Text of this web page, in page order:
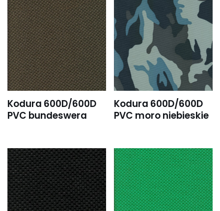
Kodura 600D/600D
PVC bundeswera
Kodura 600D/600D
PVC moro niebieskie